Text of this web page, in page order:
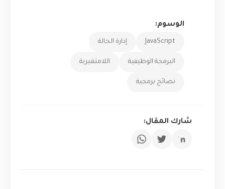
الوسوم:
JavaScript إدارة الحالة
البرمجة الوظيفية اللامتغيرية
نصائح برمجية
شارك المقال: